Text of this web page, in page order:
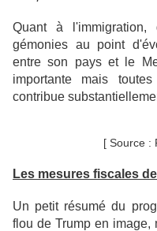
Quant à
gémonies au point
entre son pays et le
importante mais
contribue
[ Source :
Les mesures fiscales
Un petit résumé du
flou de Trump en image,